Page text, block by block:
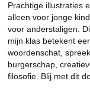
Prachtige illustraties
alleen voor jonge
voor anderstaligen.
mijn klas betekent
woordenschat,
burgerschap,
filosofie. Blij met dit